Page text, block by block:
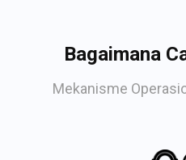
Bagaimana
Mekanisme